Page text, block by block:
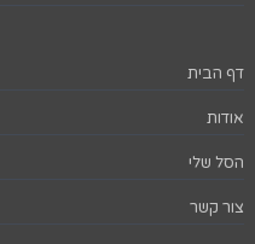
דף הבית
אודות
הסל שלי
צור קשר